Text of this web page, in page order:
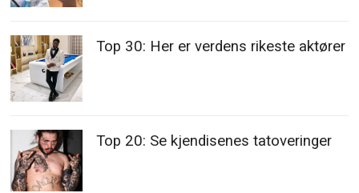
Top 30: Her er verdens rikeste aktører
Top 20: Se kjendisenes tatoveringer